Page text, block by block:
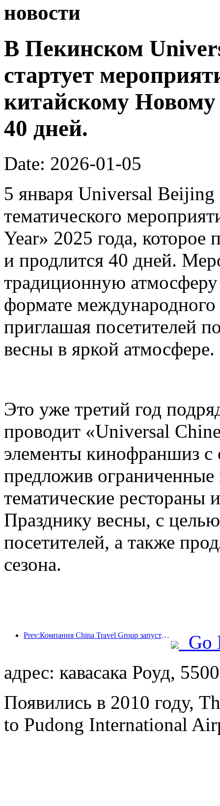
новости
В Пекинском
стартует
китайскому Новому
40 дней.
Date: 2026-01-05
5 января Universal
тематического
Year» 2025 года, которое
и продлится 40 дней.
традиционную атмосферу
формате международного
приглашая посетителей
весны в яркой атмосфере.
Это уже третий год
проводит «Universal
элементы кинофраншиз
предложив ограниченные
тематические
Празднику весны, с
посетителей, а также
сезона.
Prev:Компания China Travel Group запустила бренд 'China Travel Good Times' для расширения своего присутствия на рынке туризма для пожилых людей.
Go
адрес: кавасака Роуд, 5500
Появились в 2010 году,
to Pudong International